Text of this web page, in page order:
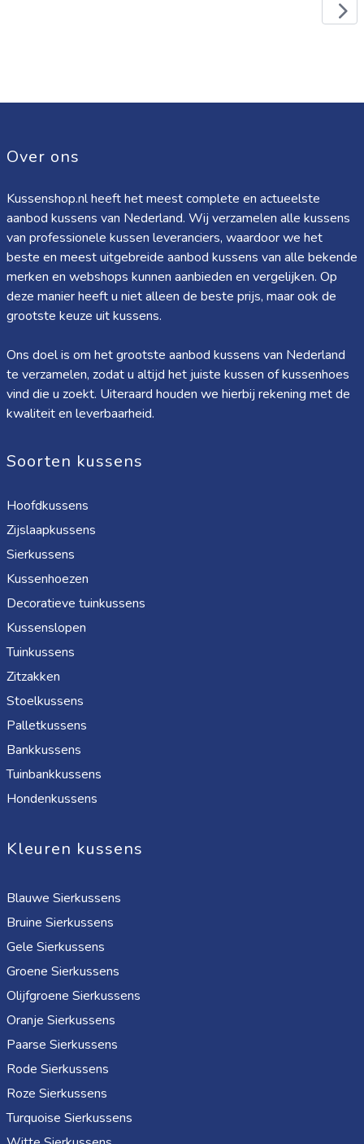
Over ons
Kussenshop.nl heeft het meest complete en actueelste
aanbod kussens van Nederland. Wij verzamelen alle kussens
van professionele kussen leveranciers, waardoor we het
beste en meest uitgebreide aanbod kussens van alle bekende
merken en webshops kunnen aanbieden en vergelijken. Op
deze manier heeft u niet alleen de beste prijs, maar ook de
grootste keuze uit kussens.
Ons doel is om het grootste aanbod kussens van Nederland
te verzamelen, zodat u altijd het juiste kussen of kussenhoes
vind die u zoekt. Uiteraard houden we hierbij rekening met de
kwaliteit en leverbaarheid.
Soorten kussens
Hoofdkussens
Zijslaapkussens
Sierkussens
Kussenhoezen
Decoratieve tuinkussens
Kussenslopen
Tuinkussens
Zitzakken
Stoelkussens
Palletkussens
Bankkussens
Tuinbankkussens
Hondenkussens
Kleuren kussens
Blauwe Sierkussens
Bruine Sierkussens
Gele Sierkussens
Groene Sierkussens
Olijfgroene Sierkussens
Oranje Sierkussens
Paarse Sierkussens
Rode Sierkussens
Roze Sierkussens
Turquoise Sierkussens